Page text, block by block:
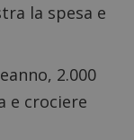
la spesa e
2.000
e crociere